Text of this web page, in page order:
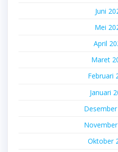
Juni
Mei
April
Maret
Februari
Januari
Oktober